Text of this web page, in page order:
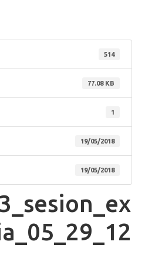
514
77.08 KB
1
19/05/2018
19/05/2018